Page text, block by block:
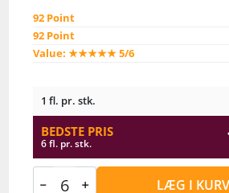
92 Point
92 Point
Value: ★★★★★ 5/6
1 fl. pr. stk.
BEDSTE PRIS
6 fl. pr. stk.
LÆG I KURV